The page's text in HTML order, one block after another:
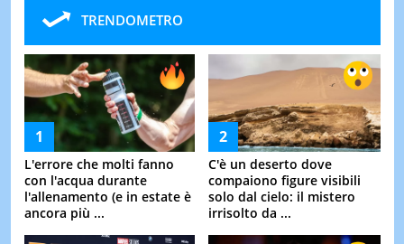
TRENDOMETRO
L'errore che molti fanno
con l'acqua durante
l'allenamento (e in estate è
ancora più ...
C'è un deserto dove
compaiono figure visibili
solo dal cielo: il mistero
irrisolto da ...